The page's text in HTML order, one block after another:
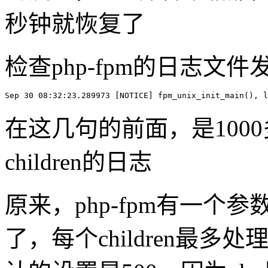
秒钟就恢复了
检查php-fpm的日志文件
Sep 30 08:32:23.289973 [NOTICE]
在这几句的前面，是
children的日志
原来，php-fpm有一个参
了，每个children最多处